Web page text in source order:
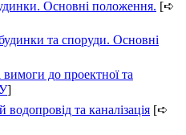
Основні положення. [➪
та споруди. Основні
до проектної та
]
та каналізація [➪